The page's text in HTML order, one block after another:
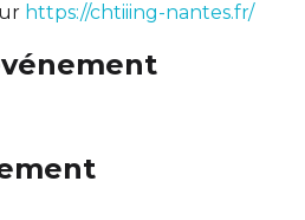
https://chtiiing-nantes.fr/